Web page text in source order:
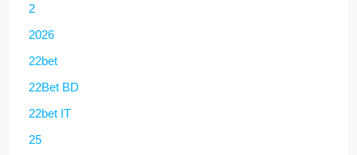
2
2026
22bet
22Bet BD
22bet IT
25